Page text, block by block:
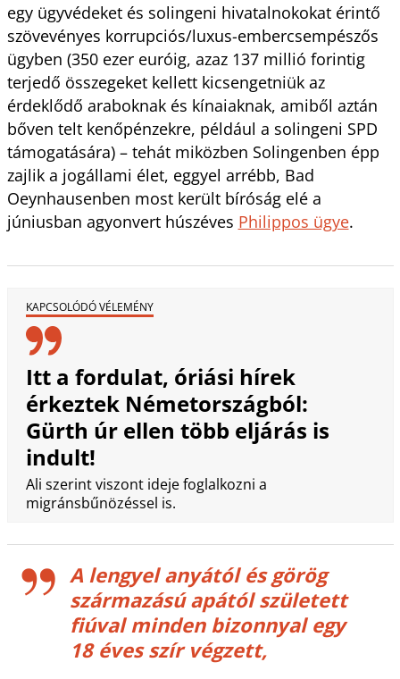
egy ügyvédeket és solingeni hivatalnokokat érintő
szövevényes korrupciós/luxus-embercsempészős
ügyben (350 ezer euróig, azaz 137 millió forintig
terjedő összegeket kellett kicsengetniük az
érdeklődő araboknak és kínaiaknak, amiből aztán
bőven telt kenőpénzekre, például a solingeni SPD
támogatására) – tehát miközben Solingenben épp
zajlik a jogállami élet, eggyel arrébb, Bad
Oeynhausenben most került bíróság elé a
júniusban agyonvert húszéves Philippos ügye.
KAPCSOLÓDÓ VÉLEMÉNY
Itt a fordulat, óriási hírek
érkeztek Németországból:
Gürth úr ellen több eljárás is
indult!
Ali szerint viszont ideje foglalkozni a
migránsbűnözéssel is.
A lengyel anyától és görög
származású apától született
fiúval minden bizonnyal egy
18 éves szír végzett,